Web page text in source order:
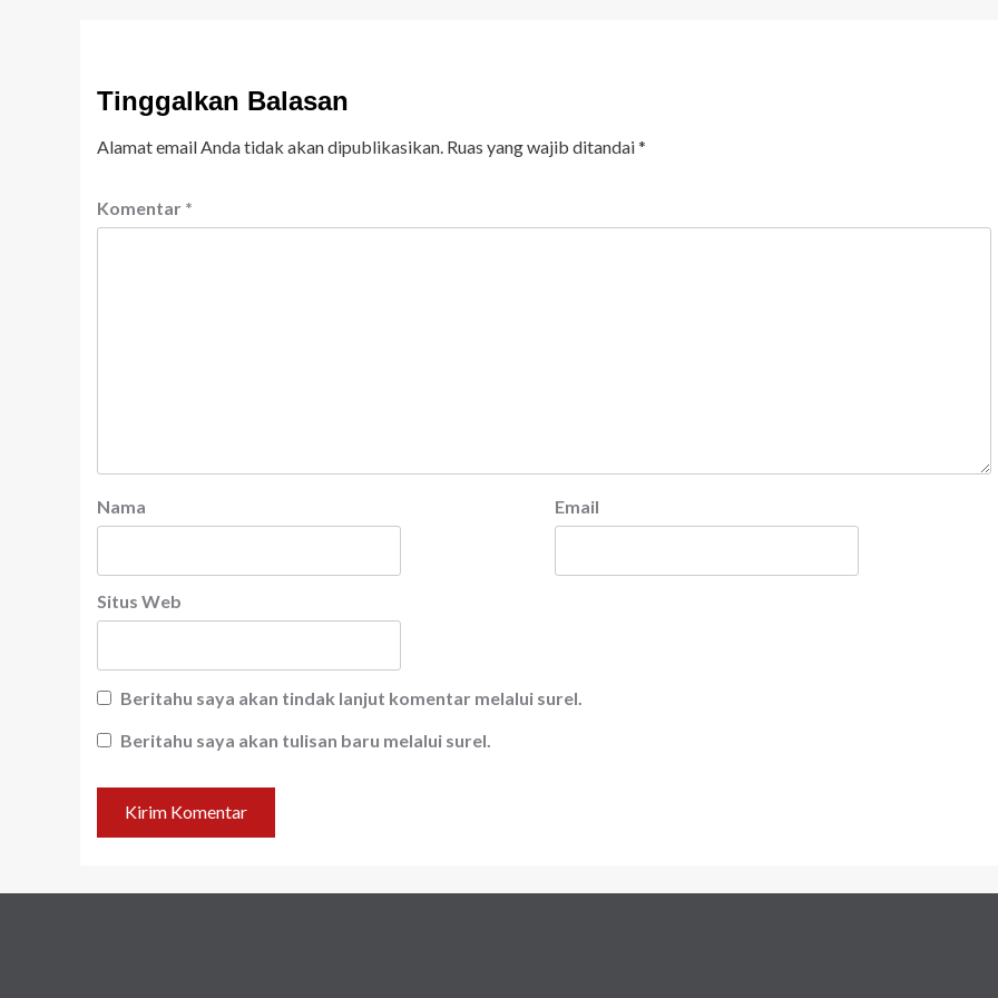
Tinggalkan Balasan
Alamat email Anda tidak akan dipublikasikan. Ruas yang wajib ditandai*
Komentar *
Nama Email
Situs Web
Beritahu saya akan tindak lanjut komentar melalui surel.
Beritahu saya akan tulisan baru melalui surel.